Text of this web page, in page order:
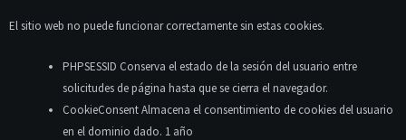
El sitio web no puede funcionar correctamente sin estas cookies.
PHPSESSID Conserva el estado de la sesión del usuario entre
solicitudes de página hasta que se cierra el navegador.
CookieConsent Almacena el consentimiento de cookies del usuario
en el dominio dado. 1 año